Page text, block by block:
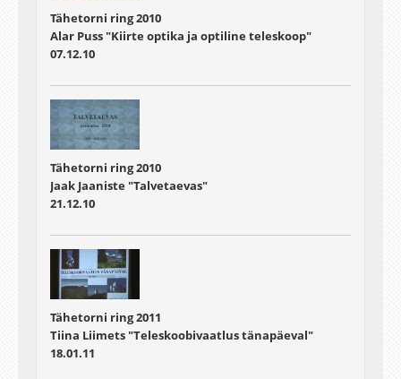
Tähetorni ring 2010
Alar Puss "Kiirte optika ja optiline teleskoop"
07.12.10
Tähetorni ring 2010
Jaak Jaaniste "Talvetaevas"
21.12.10
Tähetorni ring 2011
Tiina Liimets "Teleskoobivaatlus tänapäeval"
18.01.11